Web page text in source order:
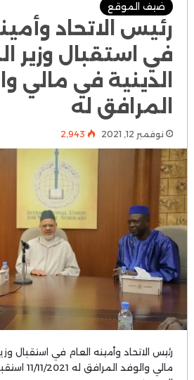
ضيف الموقع
رئيس الاتحاد
في استقبال وزير
الدينية في مالي
المرافق له
نوفمبر 12, 2021 2٬943
رئيس الاتحاد وأمينه العام في استقبال
مالي والوفد